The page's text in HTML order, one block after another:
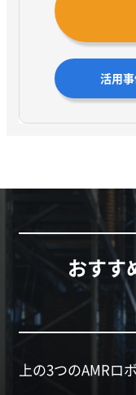
活用
おすす
上の3つのAMRロ